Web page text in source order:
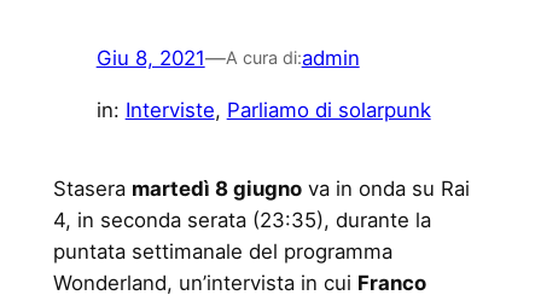
Giu 8, 2021—A cura di:admin
in: Interviste, Parliamo di solarpunk
Stasera martedì 8 giugnova in onda su Rai
4, in seconda serata (23:35), durante la
puntata settimanale del programma
Wonderland, un’intervista in cui Franco